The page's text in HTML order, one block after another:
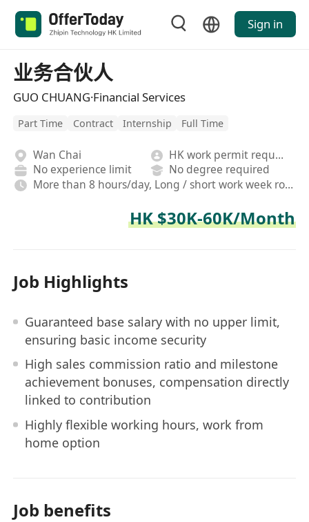
Sign in
业务合伙人
GUO CHUANG·Financial Services
Part Time Contract Internship Full Time
Wan Chai
HK work permit required
No experience limit
No degree required
More than 8 hours/day, Long / short work week rotation, Hybrid,On-site,Fixed, Rotating shifts
HK $30K-60K/Month
Job Highlights
Guaranteed base salary with no upper limit,
ensuring basic income security
High sales commission ratio and milestone
achievement bonuses, compensation directly
linked to contribution
Highly flexible working hours, work from
home option
Job benefits